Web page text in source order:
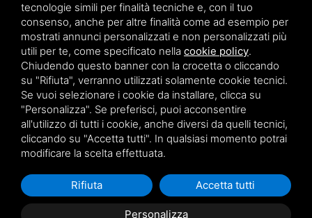
Questo sito è protetto da Google reCAPTCHA v3,Privacy Policy
Terms of Service
di Google.
tecnologie simili per finalità tecniche e, con il tuo
consenso, anche per altre finalità come ad esempio per
mostrati annunci personalizzati e non personalizzati più
utili per te, come specificato nella cookie policy.
Chiudendo questo banner con la crocetta o cliccando
su "Rifiuta", verranno utilizzati solamente cookie tecnici.
Se vuoi selezionare i cookie da installare, clicca su
"Personalizza". Se preferisci, puoi acconsentire
all'utilizzo di tutti i cookie, anche diversi da quelli tecnici,
cliccando su "Accetta tutti". In qualsiasi momento potrai
modificare la scelta effettuata.
Personalizza
Rifiuta Accetta tutti